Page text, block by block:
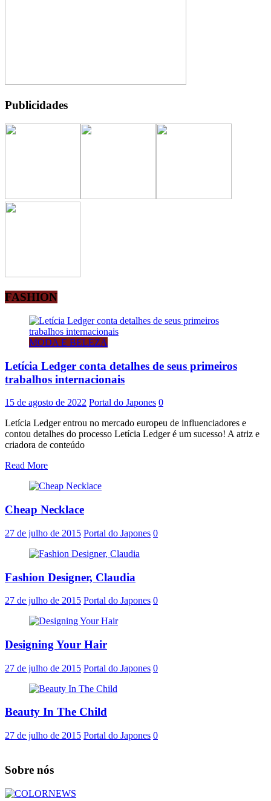
Publicidades
FASHION
MODA E BELEZA
Letícia Ledger conta detalhes de seus primeiros
trabalhos internacionais
15 de agosto de 2022 Portal do Japones 0
Letícia Ledger entrou no mercado europeu de influenciadores e
contou detalhes do processo Letícia Ledger é um sucesso! A atriz e
criadora de conteúdo
Read More
Cheap Necklace
27 de julho de 2015 Portal do Japones 0
Fashion Designer, Claudia
27 de julho de 2015 Portal do Japones 0
Designing Your Hair
27 de julho de 2015 Portal do Japones 0
Beauty In The Child
27 de julho de 2015 Portal do Japones 0
Sobre nós